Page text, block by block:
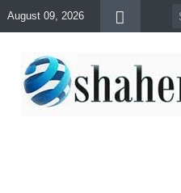
August 09, 2026